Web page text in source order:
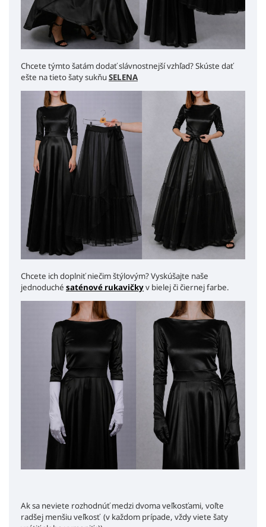
Chcete týmto šatám dodať slávnostnejší vzhľad? Skúste dať
ešte na tieto šaty sukňu SELENA
Chcete ich doplniť niečim štýlovým? Vyskúšajte naše
jednoduché saténové rukavičkyv bielej či čiernej farbe.
Ak sa neviete rozhodnúť medzi dvoma veľkosťami, voľte
radšej menšiu veľkosť (v každom prípade, vždy viete šaty